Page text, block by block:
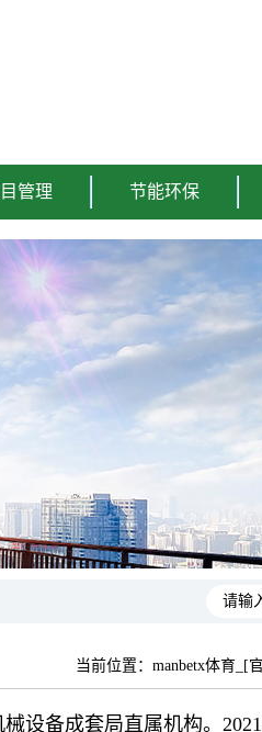
管理 节能环保
当前位置： manbetx体育_[
设备成套局直属机构。